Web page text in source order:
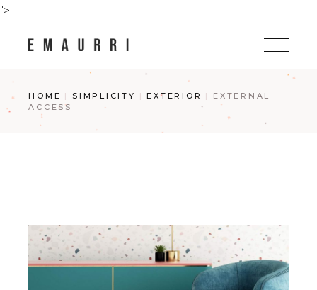
">
content
HOME SIMPLICITY EXTERIOR
EXTERNAL
ACCESS